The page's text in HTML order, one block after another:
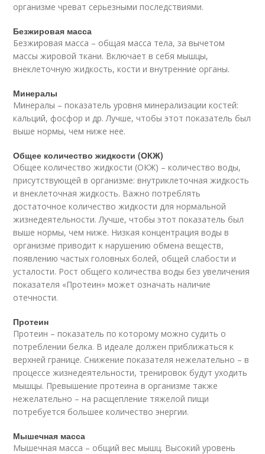
организме чреват серьезными последствиями.
Безжировая масса
Безжировая масса – общая масса тела, за вычетом
массы жировой ткани. Включает в себя мышцы,
внеклеточную жидкость, кости и внутренние органы.
Минералы
Минералы – показатель уровня минерализации костей:
кальций, фосфор и др. Лучше, чтобы этот показатель был
выше нормы, чем ниже нее.
Общее количество жидкости (ОКЖ)
Общее количество жидкости (ОКЖ) – количество воды,
присутствующей в организме: внутриклеточная жидкость
и внеклеточная жидкость. Важно потреблять
достаточное количество жидкости для нормальной
жизнедеятельности. Лучше, чтобы этот показатель был
выше нормы, чем ниже. Низкая концентрация воды в
организме приводит к нарушению обмена веществ,
появлению частых головных болей, общей слабости и
усталости. Рост общего количества воды без увеличения
показателя «Протеин» может означать наличие
отечности.
Протеин
Протеин – показатель по которому можно судить о
потреблении белка. В идеале должен приближаться к
верхней границе. Снижение показателя нежелательно – в
процессе жизнедеятельности, тренировок будут уходить
мышцы. Превышение протеина в организме также
нежелательно – на расщепление тяжелой пищи
потребуется большее количество энергии.
Мышечная масса
Мышечная масса – общий вес мышц. Высокий уровень